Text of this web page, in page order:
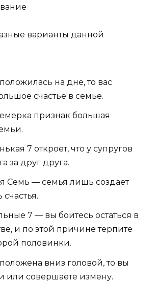
варианты данной
на дне, то вас
счастье в семье.
признак боль­шая
7 откроет, что у суп­ру­гов
за друг дру­га.
Семь — семья лишь создает
7 — вы боитесь остаться в
и по этой причине терпите
половинки.
вниз головой, то вы
или совершаете измену.